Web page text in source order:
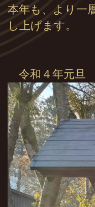
本年も、より一
し上げます。
令和４年元旦